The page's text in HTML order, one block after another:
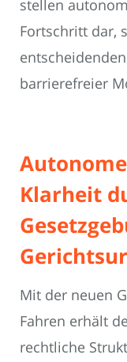
stellen
Fortschritt dar,
barrierefreier
Klarheit
Mit der neuen
Fahren erhält
rechtliche